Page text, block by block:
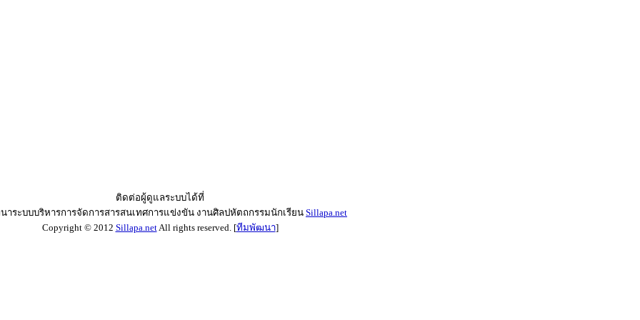
ติดต่อผู้ดูแลระบบได้ที่
ระบบบริหารการจัดการสารสนเทศการแข่งขัน งานศิลปหัตถกรรมนักเรียน Sillapa.net
Copyright © 2012 Sillapa.netAll rights reserved. [ทีมพัฒนา]